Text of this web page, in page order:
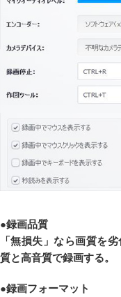
●録画品質
「無損失」なら画質を
質と高音質で録画する。
●録画フォーマット